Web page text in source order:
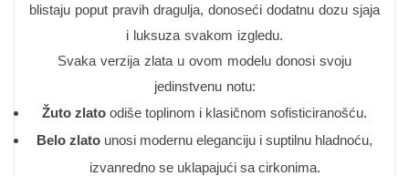
blistaju poput pravih dragulja, donoseći dodatnu dozu sjaja
i luksuza svakom izgledu.
Svaka verzija zlata u ovom modelu donosi svoju
jedinstvenu notu:
Žuto zlato odiše toplinom i klasičnom sofisticiranošću.
Belo zlato unosi modernu eleganciju i suptilnu hladnoću,
izvanredno se uklapajući sa cirkonima.